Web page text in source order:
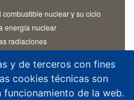
combustible nuclear y su ciclo
energía nuclear
radiaciones
radiactivos
de interés
y de terceros con fines
cookies técnicas son
funcionamiento de la web.